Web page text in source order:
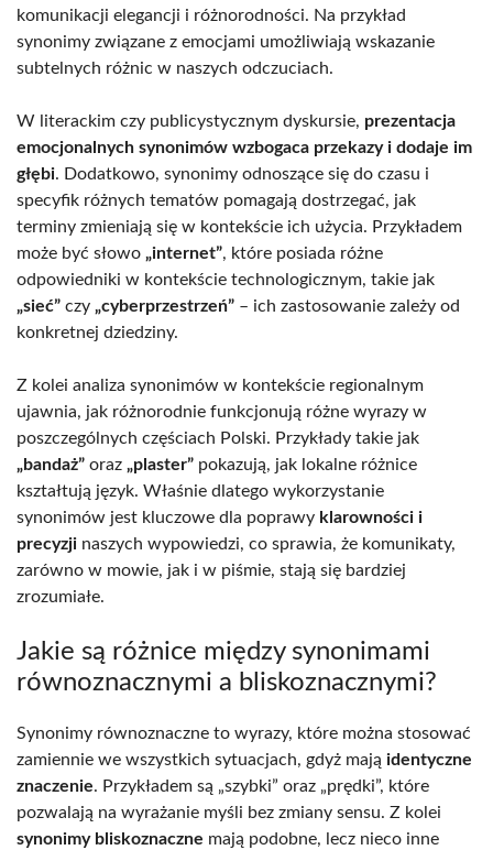
komunikacji elegancji i różnorodności. Na przykład
synonimy związane z emocjami umożliwiają wskazanie
subtelnych różnic w naszych odczuciach.
W literackim czy publicystycznym dyskursie, prezentacja
emocjonalnych synonimów wzbogaca przekazy i dodaje im
głębi. Dodatkowo, synonimy odnoszące się do czasu i
specyfik różnych tematów pomagają dostrzegać, jak
terminy zmieniają się w kontekście ich użycia. Przykładem
może być słowo „internet”, które posiada różne
odpowiedniki w kontekście technologicznym, takie jak
„sieć” czy „cyberprzestrzeń” – ich zastosowanie zależy od
konkretnej dziedziny.
Z kolei analiza synonimów w kontekście regionalnym
ujawnia, jak różnorodnie funkcjonują różne wyrazy w
poszczególnych częściach Polski. Przykłady takie jak
„bandaż” oraz „plaster” pokazują, jak lokalne różnice
kształtują język. Właśnie dlatego wykorzystanie
synonimów jest kluczowe dla poprawy klarowności i
precyzji naszych wypowiedzi, co sprawia, że komunikaty,
zarówno w mowie, jak i w piśmie, stają się bardziej
zrozumiałe.
Jakie są różnice między synonimami
równoznacznymi a bliskoznacznymi?
Synonimy równoznaczne to wyrazy, które można stosować
zamiennie we wszystkich sytuacjach, gdyż mają identyczne
znaczenie. Przykładem są „szybki” oraz „prędki”, które
pozwalają na wyrażanie myśli bez zmiany sensu. Z kolei
synonimy bliskoznaczne mają podobne, lecz nieco inne